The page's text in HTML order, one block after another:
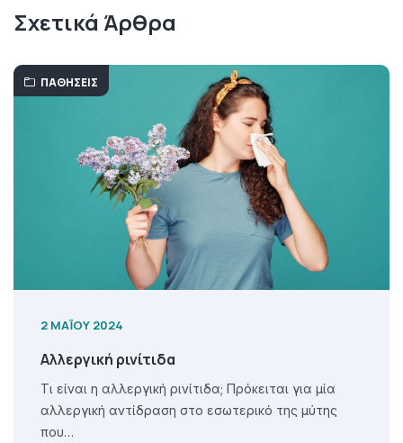
Σχετικά Άρθρα
ΠΑΘΉΣΕΙΣ
2 ΜΑΪ́ΟΥ 2024
Αλλεργική ρινίτιδα
Τι είναι η αλλεργική ρινίτιδα; Πρόκειται για μία
αλλεργική αντίδραση στο εσωτερικό της μύτης
που…